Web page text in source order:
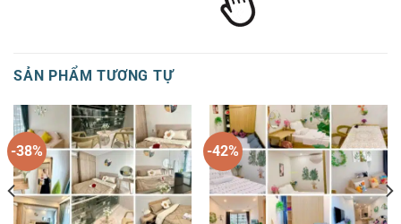
SẢN PHẨM TƯƠNG TỰ
-38% -42%